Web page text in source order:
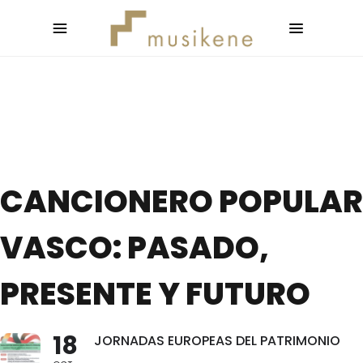
CANCIONERO POPULAR
VASCO: PASADO,
PRESENTE Y FUTURO
18 JORNADAS EUROPEAS DEL PATRIMONIO